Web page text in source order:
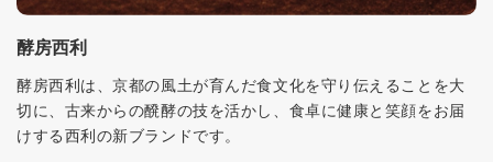
酵房西利
酵房西利は、京都の風土が育んだ食文化を守り伝えることを大
切に、古来からの醗酵の技を活かし、食卓に健康と笑顔をお届
けする西利の新ブランドです。